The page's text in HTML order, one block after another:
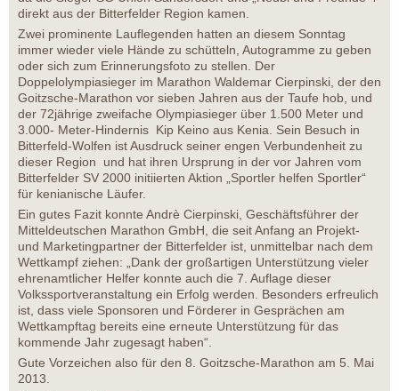
direkt aus der Bitterfelder Region kamen.
Zwei prominente Lauflegenden hatten an diesem Sonntag
immer wieder viele Hände zu schütteln, Autogramme zu geben
oder sich zum Erinnerungsfoto zu stellen. Der
Doppelolympiasieger im Marathon Waldemar Cierpinski, der den
Goitzsche-Marathon vor sieben Jahren aus der Taufe hob, und
der 72jährige zweifache Olympiasieger über 1.500 Meter und
3.000- Meter-Hindernis Kip Keino aus Kenia. Sein Besuch in
Bitterfeld-Wolfen ist Ausdruck seiner engen Verbundenheit zu
dieser Region und hat ihren Ursprung in der vor Jahren vom
Bitterfelder SV 2000 initiierten Aktion „Sportler helfen Sportler“
für kenianische Läufer.
Ein gutes Fazit konnte Andrè Cierpinski, Geschäftsführer der
Mitteldeutschen Marathon GmbH, die seit Anfang an Projekt-
und Marketingpartner der Bitterfelder ist, unmittelbar nach dem
Wettkampf ziehen: „Dank der großartigen Unterstützung vieler
ehrenamtlicher Helfer konnte auch die 7. Auflage dieser
Volkssportveranstaltung ein Erfolg werden. Besonders erfreulich
ist, dass viele Sponsoren und Förderer in Gesprächen am
Wettkampftag bereits eine erneute Unterstützung für das
kommende Jahr zugesagt haben“.
Gute Vorzeichen also für den 8. Goitzsche-Marathon am 5. Mai
2013.